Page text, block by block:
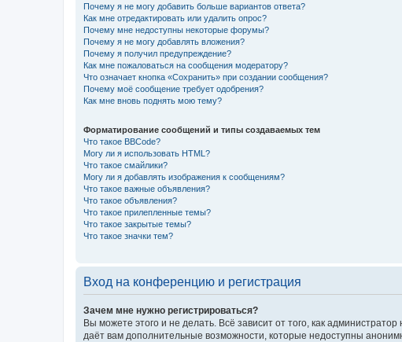
Почему я не могу добавить больше вариантов ответа?
Как мне отредактировать или удалить опрос?
Почему мне недоступны некоторые форумы?
Почему я не могу добавлять вложения?
Почему я получил предупреждение?
Как мне пожаловаться на сообщения модератору?
Что означает кнопка «Сохранить» при создании сообщения?
Почему моё сообщение требует одобрения?
Как мне вновь поднять мою тему?
Форматирование сообщений и типы создаваемых тем
Что такое BBCode?
Могу ли я использовать HTML?
Что такое смайлики?
Могу ли я добавлять изображения к сообщениям?
Что такое важные объявления?
Что такое объявления?
Что такое прилепленные темы?
Что такое закрытые темы?
Что такое значки тем?
Вход на конференцию и регистрация
Зачем мне нужно регистрироваться?
Вы можете этого и не делать. Всё зависит от того, как
даёт вам дополнительные возможности, которые недоступны